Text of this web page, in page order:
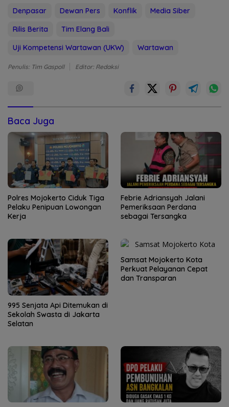
Denpasar Dewan Pers Konflik
Media Siber
Rilis Berita
Tim Elang Bali
Uji Kompetensi Wartawan (UKW)
Wartawan
Penulis: Tim Gaspoll Editor: Redaksi
Baca Juga
Polres Mojokerto Ciduk Tiga
Pelaku Penipuan Lowongan
Kerja
Febrie Adriansyah Jalani
Pemeriksaan Perdana
sebagai Tersangka
995 Senjata Api Ditemukan di
Sekolah Swasta di Jakarta
Selatan
Samsat Mojokerto Kota
Perkuat Pelayanan Cepat
dan Transparan